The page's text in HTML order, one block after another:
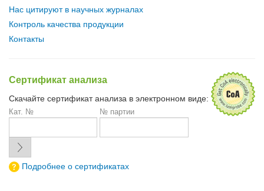
Нас цитируют в научных журналах
Контроль качества продукции
Контакты
Сертификат анализа
Скачайте сертификат анализа в электронном виде:
Кат. № № партии
Подробнее о сертификатах